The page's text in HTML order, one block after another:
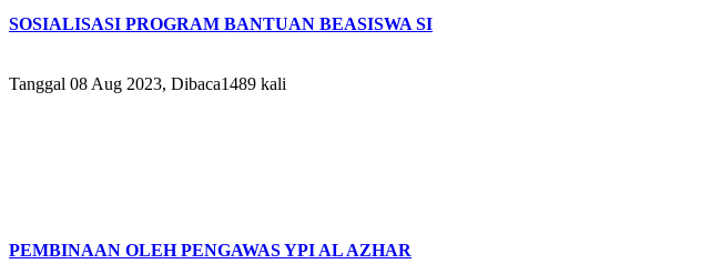
SOSIALISASI PROGRAM BANTUAN BEASISWA SI
Tanggal 08 Aug 2023, Dibaca1489 kali
PEMBINAAN OLEH PENGAWAS YPI AL AZHAR